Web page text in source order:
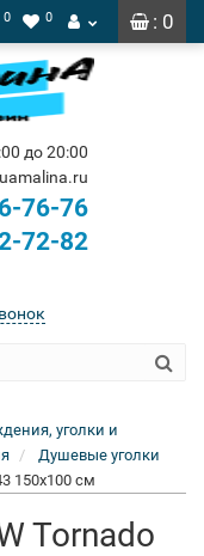
: 0
0 0
до 20:00
76-76
72-82
уголки и
Душевые уголки
150x100 см
Tornado